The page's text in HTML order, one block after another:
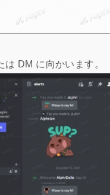
は DM に向かいます。